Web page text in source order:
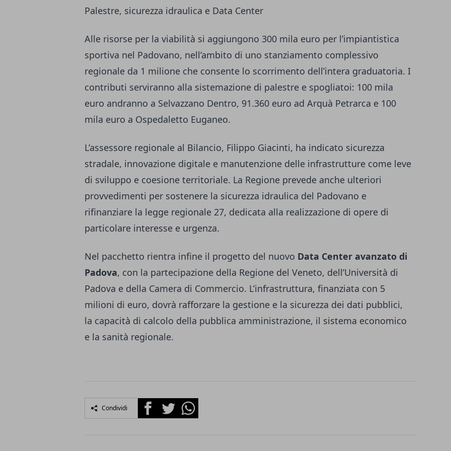
Palestre, sicurezza idraulica e Data Center
Alle risorse per la viabilità si aggiungono 300 mila euro per l’impiantistica
sportiva nel Padovano, nell’ambito di uno stanziamento complessivo
regionale da 1 milione che consente lo scorrimento dell’intera graduatoria. I
contributi serviranno alla sistemazione di palestre e spogliatoi: 100 mila
euro andranno a Selvazzano Dentro, 91.360 euro ad Arquà Petrarca e 100
mila euro a Ospedaletto Euganeo.
L’assessore regionale al Bilancio, Filippo Giacinti, ha indicato sicurezza
stradale, innovazione digitale e manutenzione delle infrastrutture come leve
di sviluppo e coesione territoriale. La Regione prevede anche ulteriori
provvedimenti per sostenere la sicurezza idraulica del Padovano e
rifinanziare la legge regionale 27, dedicata alla realizzazione di opere di
particolare interesse e urgenza.
Nel pacchetto rientra infine il progetto del nuovo Data Center avanzato di
Padova, con la partecipazione della Regione del Veneto, dell’Università di
Padova e della Camera di Commercio. L’infrastruttura, finanziata con 5
milioni di euro, dovrà rafforzare la gestione e la sicurezza dei dati pubblici,
la capacità di calcolo della pubblica amministrazione, il sistema economico
e la sanità regionale.
Condividi FacebookTwitterWhatsapp